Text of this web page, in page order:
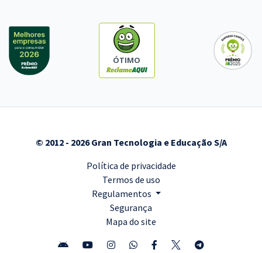
ÓTIMO
© 2012 - 2026 Gran Tecnologia e Educação S/A
Política de privacidade
Termos de uso
Regulamentos
Segurança
Mapa do site